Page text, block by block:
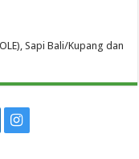
Sapi Bali/Kupang dan